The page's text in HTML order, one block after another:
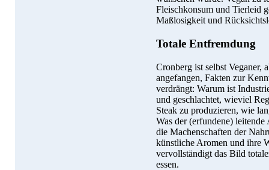
Fleischkonsum und Tierleid
Maßlosigkeit und
Totale Entfremdung
Cronberg ist selbst Veganer,
angefangen, Fakten zur
verdrängt: Warum ist
und geschlachtet, wieviel
Steak zu produzieren, wie
Was der (erfundene)
die Machenschaften der
künstliche Aromen und ihre
vervollständigt das Bild
essen.